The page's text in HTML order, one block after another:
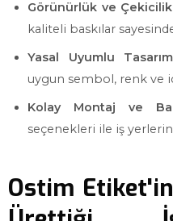
Görünürlük ve
kaliteli baskılar
Yasal Uyumlu
uygun sembol, renk ve
Kolay Montaj ve
seçenekleri ile iş
Ostim